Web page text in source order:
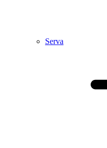
Serva